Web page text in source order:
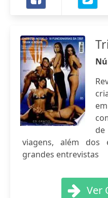
viagens, além
grandes entrevistas
Ver